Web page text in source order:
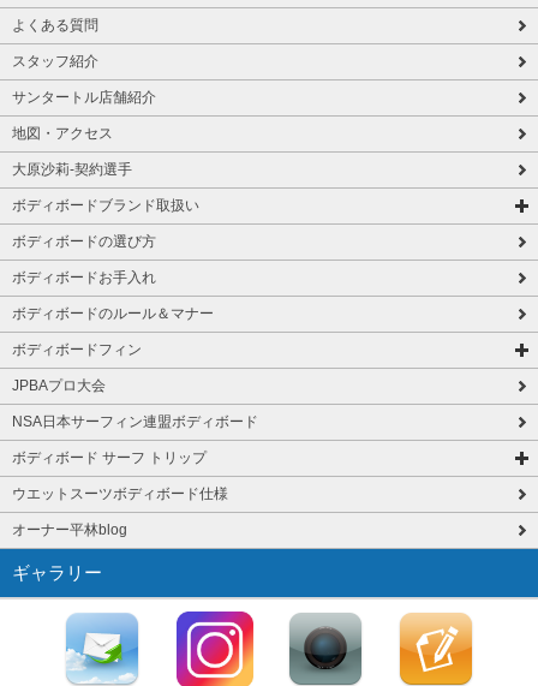
よくある質問
スタッフ紹介
サンタートル店舗紹介
地図・アクセス
大原沙莉-契約選手
ボディボードブランド取扱い
ボディボードの選び方
ボディボードお手入れ
ボディボードのルール＆マナー
ボディボードフィン
JPBAプロ大会
NSA日本サーフィン連盟ボディボード
ボディボード サーフ トリップ
ウエットスーツボディボード仕様
オーナー平林blog
ギャラリー